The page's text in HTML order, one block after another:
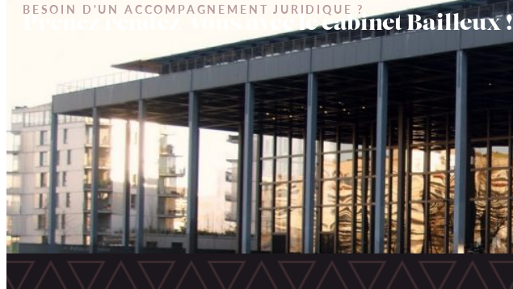
BESOIN D'UN ACCOMPAGNEMENT JURIDIQUE ?
Prenez rendez-vous avec le cabinet Bailleux !